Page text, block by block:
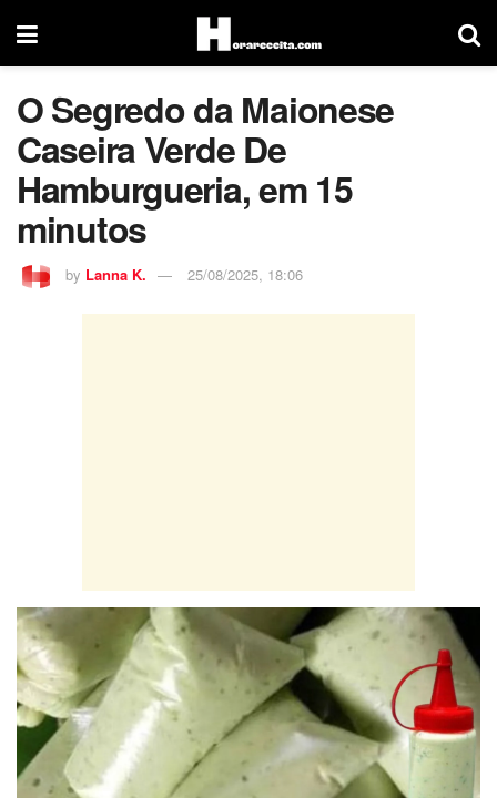
O Segredo da Maionese
Caseira Verde De
Hamburgueria, em 15
minutos
by Lanna K. 25/08/2025, 18:06